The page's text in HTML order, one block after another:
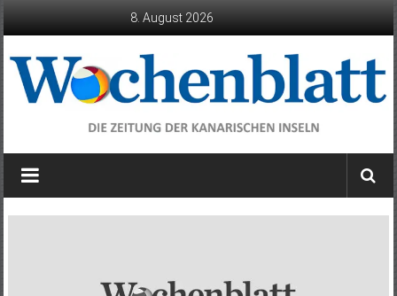
8. August 2026
Wochenblatt
die